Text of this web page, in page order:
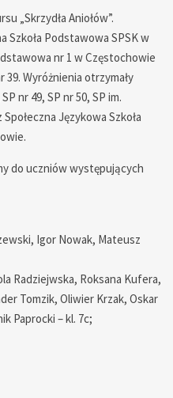
„Skrzydła Aniołów”.
Szkoła Podstawowa SPSK w
nr 1 w Częstochowie
39. Wyróżnienia otrzymały
nr 49, SP nr 50, SP im.
Językowa Szkoła
do uczniów występujących
Igor Nowak, Mateusz
Radziejwska, Roksana Kufera,
Tomzik, Oliwier Krzak, Oskar
Paprocki – kl. 7c;